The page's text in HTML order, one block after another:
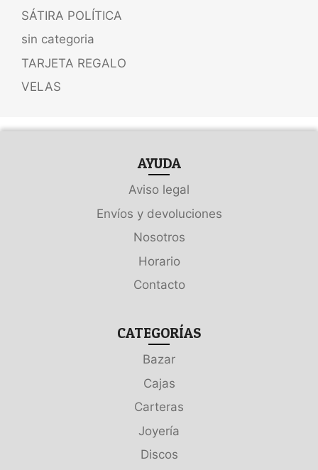
SÁTIRA POLÍTICA
sin categoria
TARJETA REGALO
VELAS
AYUDA
Aviso legal
Envíos y devoluciones
Nosotros
Horario
Contacto
CATEGORÍAS
Bazar
Cajas
Carteras
Joyería
Discos